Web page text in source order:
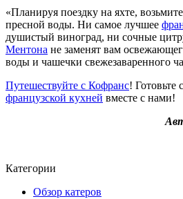
«Планируя поездку на яхте,
пресной воды. Ни самое лучшее
душистый виноград, ни сочные
Ментона не заменят вам
воды и чашечки свежезаваренного
Путешествуйте с Кофранс! Готовьте
французской кухней вместе с нами!
Категории
Обзор катеров